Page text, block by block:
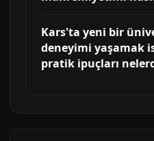
Kars'ta yeni bir
deneyimi yaşamak
pratik ipuçları